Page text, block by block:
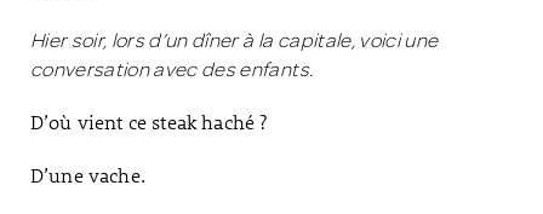
Hier soir, lors d’un dîner à la capitale, voici une
conversation avec des enfants.
D’où vient ce steak haché ?
D’une vache.